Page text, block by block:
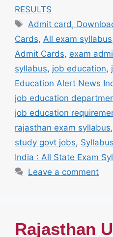
RESULTS
Tags
Admit card,
Cards, All exam syllabus
Admit Cards, exam
syllabus, job education,
Education Alert News
job education
job education
rajasthan exam syllabus,
study govt jobs,
India : All State Exam
Leave a comment
Rajasthan